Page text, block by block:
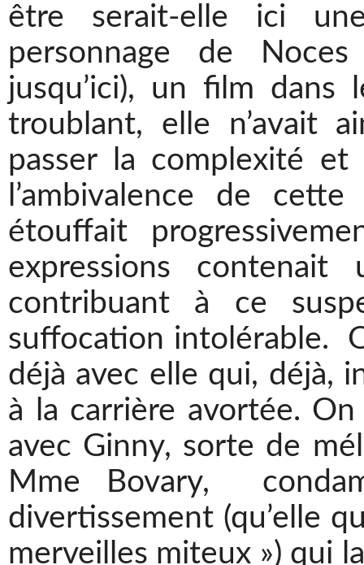
être serait-elle ici
personnage de
jusqu’ici), un film
troublant, elle n’avait
passer la complexité
l’ambivalence de
étouffait
expressions
contribuant à ce
suffocation intolérable.
déjà avec elle qui, déjà,
à la carrière avortée.
avec Ginny, sorte de
Mme Bovary,
divertissement (qu’elle
merveilles miteux ») qui